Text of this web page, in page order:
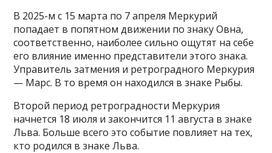
В 2025-м с 15 марта по 7 апреля Меркурий
попадает в попятном движении по знаку Овна,
соответственно, наиболее сильно ощутят на себе
его влияние именно представители этого знака.
Управитель затмения и ретроградного Меркурия
— Марс. В то время он находился в знаке Рыбы.
Второй период ретроградности Меркурия
начнется 18 июля и закончится 11 августа в знаке
Льва. Больше всего это событие повлияет на тех,
кто родился в знаке Льва.